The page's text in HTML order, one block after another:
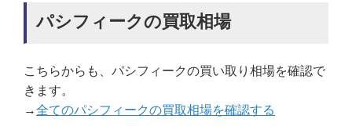
パシフィークの買取相場
こちらからも、パシフィークの買い取り相場を確認で
きます。
→全てのパシフィークの買取相場を確認する